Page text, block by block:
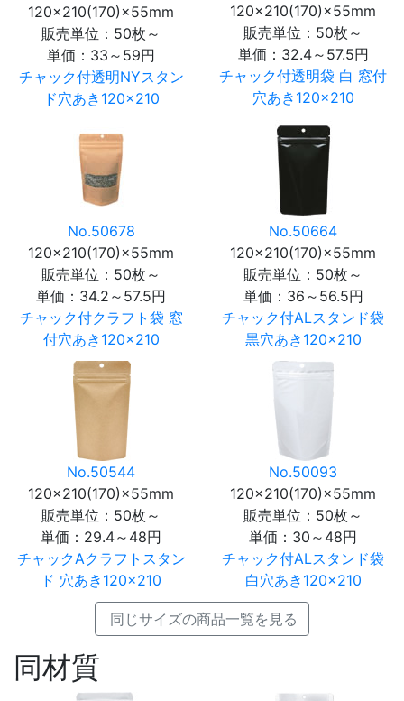
120×210(170)×55mm
販売単位：50枚～
単価： 33～59円
チャック付透明NYスタン
ド穴あき120×210
120×210(170)×55mm
販売単位：50枚～
単価： 32.4～57.5円
チャック付透明袋 白 窓付
穴あき120×210
No.50678
120×210(170)×55mm
販売単位：50枚～
単価： 34.2～57.5円
チャック付クラフト袋 窓
付穴あき120×210
No.50664
120×210(170)×55mm
販売単位：50枚～
単価： 36～56.5円
チャック付ALスタンド袋
黒穴あき120×210
No.50544
120×210(170)×55mm
販売単位：50枚～
単価： 29.4～48円
チャックAクラフトスタン
ド 穴あき120×210
No.50093
120×210(170)×55mm
販売単位：50枚～
単価： 30～48円
チャック付ALスタンド袋
白穴あき120×210
同じサイズの商品一覧を見る
同材質